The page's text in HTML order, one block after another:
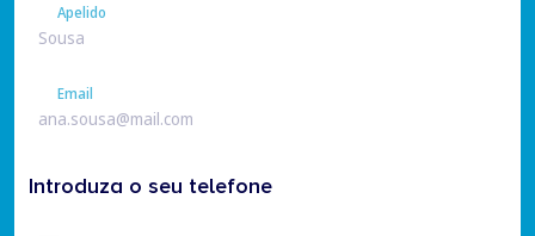
Apelido
Email
Introduza o seu telefone